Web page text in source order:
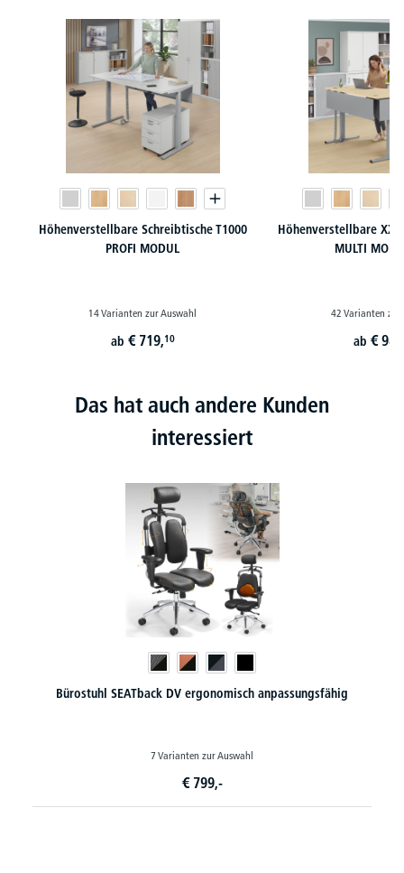
Höhenverstellbare Schreibtische T1000
PROFI MODUL
14 Varianten zur Auswahl
ab € 719,10
Höhenverstellbare
MULTI
42 Varianten zur
ab €
Das hat auch andere Kunden
interessiert
Bürostuhl SEATback DV ergonomisch anpassungsfähig
7 Varianten zur Auswahl
€ 799,-